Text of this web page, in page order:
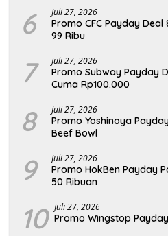
6 Juli 27, 2026
Promo CFC Payday
99 Ribu
7 Juli 27, 2026
Promo Subway Payday
Cuma Rp100.000
8 Juli 27, 2026
Promo Yoshinoya
Beef Bowl
9 Juli 27, 2026
Promo HokBen Payday
50 Ribuan
10 Juli 27, 2026
Promo Wingstop